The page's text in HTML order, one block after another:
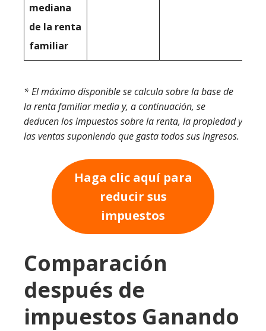
mediana
de la renta
familiar
* El máximo disponible se calcula sobre la base de
la renta familiar media y, a continuación, se
deducen los impuestos sobre la renta, la propiedad y
las ventas suponiendo que gasta todos sus ingresos.
Haga clic aquí para
reducir sus
impuestos
Comparación
después de
impuestos Ganando